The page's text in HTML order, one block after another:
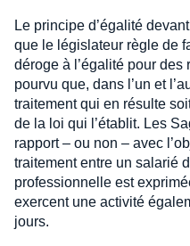
Le principe d’égalité
que le législateur règle de
déroge à l’égalité pour des
pourvu que, dans l’un et
traitement qui en résulte
de la loi qui l’établit. Les
rapport – ou non – avec
traitement entre un salarié
professionnelle est
exercent une activité
jours.